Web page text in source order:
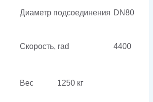
Диаметр подсоединения DN80
Скорость, rad 4400
Вес 1250 кг